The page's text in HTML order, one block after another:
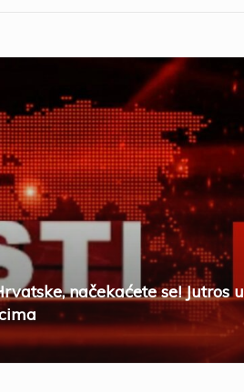
načekaćete se! Jutros u